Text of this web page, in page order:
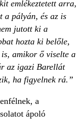
emlékeztetett arra,
a pályán, és az is
jutott ki a
hozta ki belőle,
amikor ő viselte a
az igazi Barellát
ha figyelnek rá.”
a
ápoló